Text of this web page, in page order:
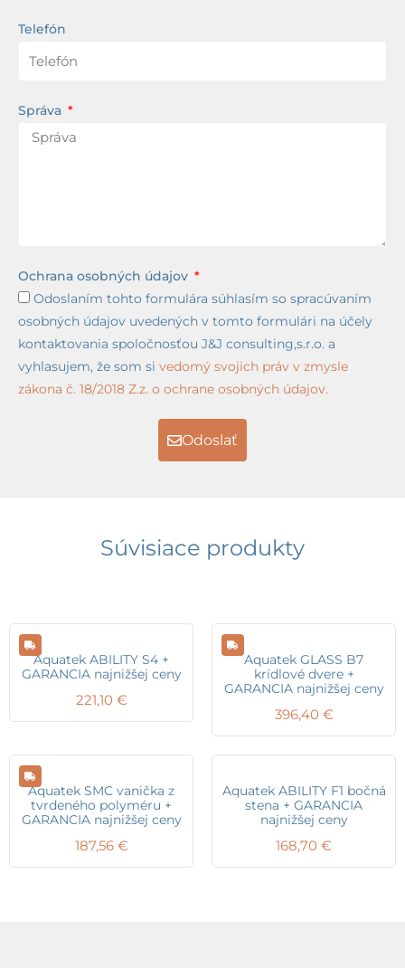
Telefón
Správa
Ochrana osobných údajov
Odoslaním tohto formulára súhlasím so spracúvaním
osobných údajov uvedených v tomto formulári na účely
kontaktovania spoločnosťou J&J consulting,s.r.o. a
vyhlasujem, že som si vedomý svojich práv v zmysle
zákona č. 18/2018 Z.z. o ochrane osobných údajov.
Odoslať
Súvisiace produkty
Aquatek ABILITY S4 +
GARANCIA najnižšej ceny
221,10 €
Aquatek GLASS B7
krídlové dvere +
GARANCIA najnižšej ceny
396,40 €
Aquatek SMC vanička z
tvrdeného polyméru +
GARANCIA najnižšej ceny
187,56 €
Aquatek ABILITY F1 bočná
stena + GARANCIA
najnižšej ceny
168,70 €